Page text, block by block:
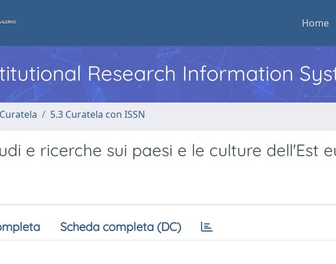
Home
Research Information
5.3 Curatela con ISSN
e ricerche sui paesi e le culture dell'Est
Scheda completa (DC)